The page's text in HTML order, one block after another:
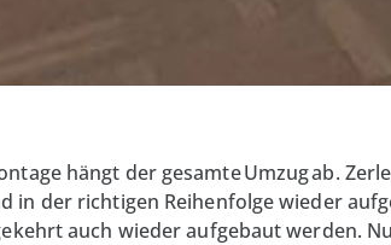
hängt der gesamteUmzugab.
in der richtigen Reihenfolge wieder
auch wieder aufgebaut werden.